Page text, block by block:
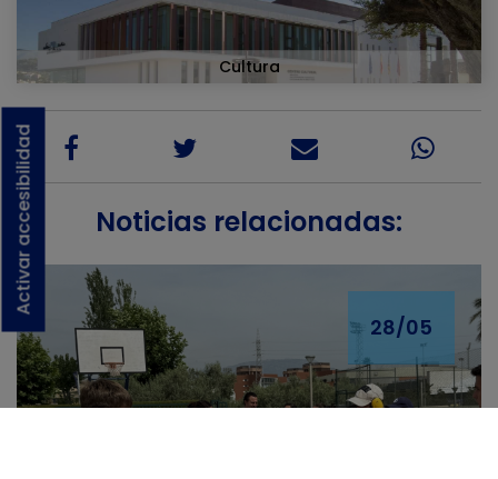
Activar accesibilidad
Cultura
Noticias relacionadas:
28/05